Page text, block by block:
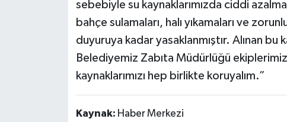
sebebiyle su kaynaklarımızda ciddi
bahçe sulamaları, halı yıkamaları ve
duyuruya kadar yasaklanmıştır. Alınan bu
Belediyemiz Zabıta Müdürlüğü
kaynaklarımızı hep birlikte koruyalım.”
Kaynak: Haber Merkezi